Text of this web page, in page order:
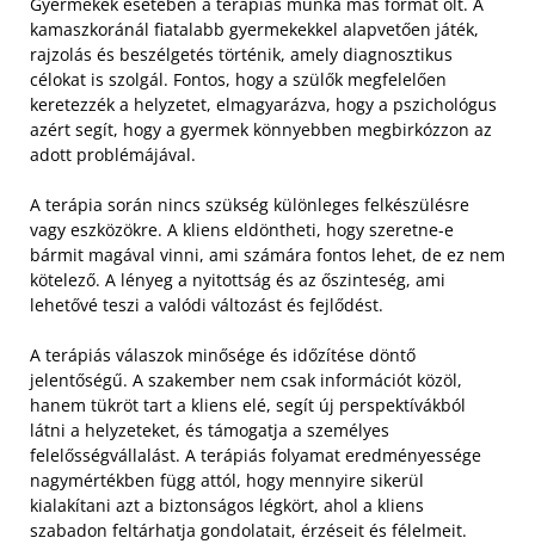
kamaszkoránál fiatalabb gyermekekkel alapvetően játék,
rajzolás és beszélgetés történik, amely diagnosztikus
célokat is szolgál. Fontos, hogy a szülők megfelelően
keretezzék a helyzetet, elmagyarázva, hogy a pszichológus
azért segít, hogy a gyermek könnyebben megbirkózzon az
adott problémájával.
A terápia során nincs szükség különleges felkészülésre
vagy eszközökre. A kliens eldöntheti, hogy szeretne-e
bármit magával vinni, ami számára fontos lehet, de ez nem
kötelező. A lényeg a nyitottság és az őszinteség, ami
lehetővé teszi a valódi változást és fejlődést.
A terápiás válaszok minősége és időzítése döntő
jelentőségű. A szakember nem csak információt közöl,
hanem tükröt tart a kliens elé, segít új perspektívákból
látni a helyzeteket, és támogatja a személyes
felelősségvállalást. A terápiás folyamat eredményessége
nagymértékben függ attól, hogy mennyire sikerül
kialakítani azt a biztonságos légkört, ahol a kliens
szabadon feltárhatja gondolatait, érzéseit és félelmeit.